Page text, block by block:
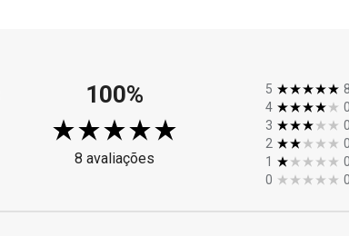
100%
8 avaliações
5 8
4
0
3
0
2
0
1
0
0
0